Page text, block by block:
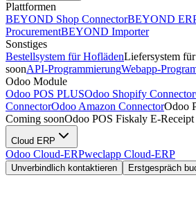
Plattformen
BEYOND Shop ConnectorBEYOND
ProcurementBEYOND Importer
Sonstiges
Bestellsystem für HoflädenLiefersystem
soonAPI-ProgrammierungWebapp-
Odoo Module
Odoo POS PLUSOdoo Shopify Connector
ConnectorOdoo Amazon ConnectorOdoo
Coming soonOdoo POS Fiskaly E-Receipt
Cloud ERP
Odoo Cloud-ERPweclapp Cloud-ERP
Unverbindlich kontaktieren Erstgespräch